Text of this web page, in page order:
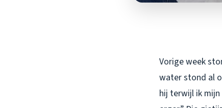
Vorige week
water stond al
hij terwijl ik